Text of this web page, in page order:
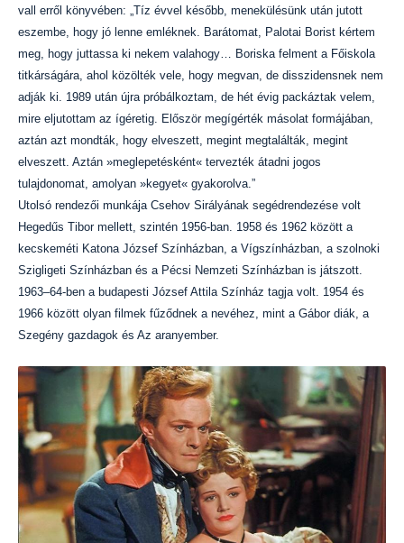
vall erről könyvében: „Tíz évvel később, menekülésünk után jutott
eszembe, hogy jó lenne emléknek. Barátomat, Palotai Borist kértem
meg, hogy juttassa ki nekem valahogy… Boriska felment a Főiskola
titkárságára, ahol közölték vele, hogy megvan, de disszidensnek nem
adják ki. 1989 után újra próbálkoztam, de hét évig packáztak velem,
mire eljutottam az ígéretig. Először megígérték másolat formájában,
aztán azt mondták, hogy elveszett, megint megtalálták, megint
elveszett. Aztán »meglepetésként« tervezték átadni jogos
tulajdonomat, amolyan »kegyet« gyakorolva.”
Utolsó rendezői munkája Csehov Sirályának segédrendezése volt
Hegedűs Tibor mellett, szintén 1956-ban. 1958 és 1962 között a
kecskeméti Katona József Színházban, a Vígszínházban, a szolnoki
Szigligeti Színházban és a Pécsi Nemzeti Színházban is játszott.
1963–64-ben a budapesti József Attila Színház tagja volt. 1954 és
1966 között olyan filmek fűződnek a nevéhez, mint a Gábor diák, a
Szegény gazdagok és Az aranyember.